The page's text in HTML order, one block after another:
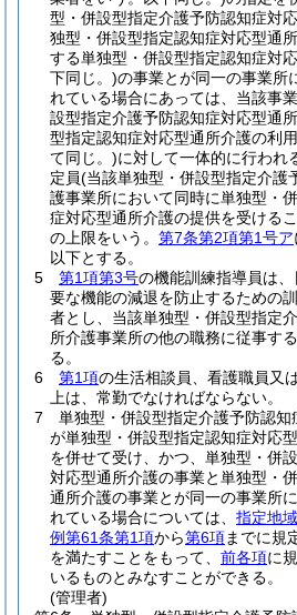
型・併設型指定介護予防認知症対
独型・併設型指定認知症対応型通
する単独型・併設型指定認知症対
下同じ。)の事業とが同一の事業所
れている場合にあっては、当該事
設型指定介護予防認知症対応型通
型指定認知症対応型通所介護の利
て同じ。)に対して一体的に行われ
定員(当該単独型・併設型指定介護
護事業所において同時に単独型・
症対応型通所介護の提供を受ける
の上限をいう。 第7条第2項第1号ア
以下とする。
5
第1項第3号の機能訓練指導員は
要な機能の減退を防止するための
者とし、当該単独型・併設型指定
所介護事業所の他の職務に従事す
る。
6
第1項の生活相談員、看護職員又
上は、常勤でなければならない。
7
単独型・併設型指定介護予防認
が単独型・併設型指定認知症対応
を併せて受け、かつ、単独型・併
対応型通所介護の事業と単独型・
通所介護の事業とが同一の事業所
れている場合については、 指定地
例第61条第1項から第6項までに規
を満たすことをもって、 前各項に
いるものとみなすことができる。
(管理者)